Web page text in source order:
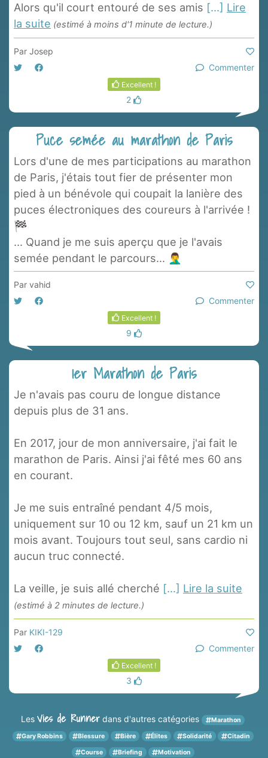
Alors qu'il court entouré de ses amis [...] Lire
la suite (estimé à moins d'1 minute de lecture.)
Par Josep
Commenter
Excellent !
2
Puce semée au marathon de Paris
Lors d'une de mes participations au marathon
de Paris, j'étais tout fier de présenter mon
pied à un bénévole qui coupait la lanière des
puces électroniques des coureurs à l'arrivée !
🏁
... Quand je me suis aperçu que je l'avais
semée pendant le parcours... 🤦‍♂️
Par vahid
Commenter
Excellent !
9
1er Marathon de Paris
Je n'avais pas couru de longue distance
depuis plus de 31 ans.
En 2017, jour de mon anniversaire, j'ai fait le
marathon de Paris. Ainsi j'ai fêté mes 60 ans
en courant.
Je me suis entraîné pendant 4/5 mois,
uniquement sur 10 ou 12 km, sauf un 21 km un
mois avant. Toujours tout seul, sans cardio ni
aucun truc connecté.
La veille, je suis allé cherché [...] Lire la suite
(estimé à 2 minutes de lecture.)
Par KIKI-129
Commenter
Excellent !
3
LesVies de Runner dans d'autres catégories Marathon
Gary Robbins Blessure Bière Élites Solidarité Citadin
Course Briefing Motivation